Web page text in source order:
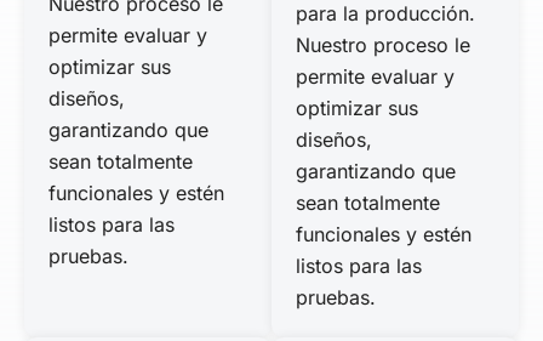
permite evaluar y
optimizar sus
diseños,
garantizando que
sean totalmente
funcionales y estén
listos para las
pruebas.
para la producción.
Nuestro proceso le
permite evaluar y
optimizar sus
diseños,
garantizando que
sean totalmente
funcionales y estén
listos para las
pruebas.